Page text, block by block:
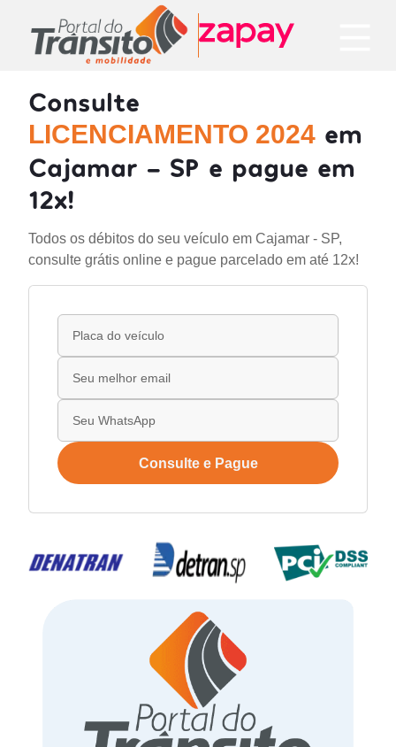
Consulte
LICENCIAMENTO 2024 em
Cajamar - SP e pague em
12x!
Todos os débitos do seu veículo em Cajamar - SP,
consulte grátis online e pague parcelado em até 12x!
Consulte e Pague